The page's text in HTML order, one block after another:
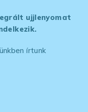
ujjlenyomat
írtunk